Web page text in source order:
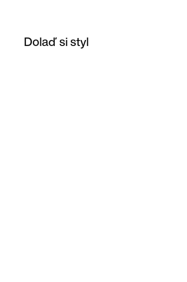
Dolaď si styl